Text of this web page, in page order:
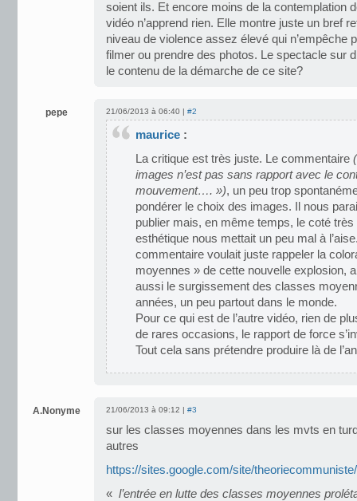
soient ils. Et encore moins de la contemplation
vidéo n’apprend rien. Elle montre juste un bref
niveau de violence assez élevé qui n’empêche
filmer ou prendre des photos. Le spectacle sur
le contenu de la démarche de ce site?
pepe 21/06/2013 à 06:40 | #2
maurice :
La critique est très juste. Le commentaire
images n’est pas sans rapport avec le
mouvement…. »), un peu trop
pondérer le choix des images. Il nous
publier mais, en même temps, le coté
esthétique nous mettait un peu mal à
commentaire voulait juste rappeler la
moyennes » de cette nouvelle explosion,
aussi le surgissement des classes
années, un peu partout dans le monde.
Pour ce qui est de l’autre vidéo, rien de
de rares occasions, le rapport de force
Tout cela sans prétendre produire là de
A.Nonyme 21/06/2013 à 09:12 | #3
sur les classes moyennes dans les mvts en
autres
https://sites.google.com/site/
« l’entrée en lutte des classes moyennes